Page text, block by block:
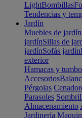
LightBombillas
Tendencias y
Jardín
Muebles de jardín
jardínSillas de
jardínSofás jardín
exterior
Hamacas y
Accesorios
Pérgolas
Parasoles
Almacenamiento
Jardinería